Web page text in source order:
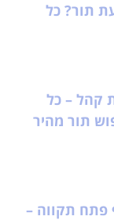
תור? כל
קהל – כל
תור מהיר
פתח תקווה –